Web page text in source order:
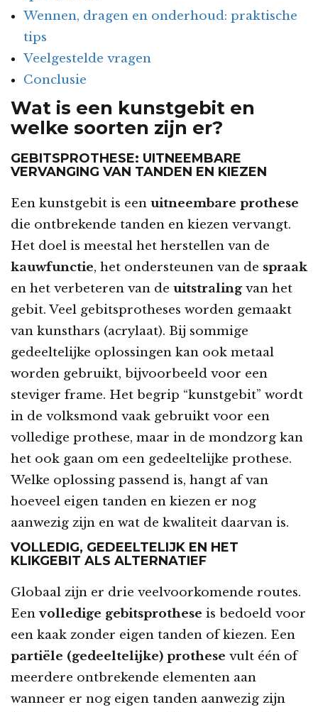
Wennen, dragen en onderhoud: praktische
tips
Veelgestelde vragen
Conclusie
Wat is een kunstgebit en
welke soorten zijn er?
GEBITSPROTHESE: UITNEEMBARE
VERVANGING VAN TANDEN EN KIEZEN
Een kunstgebit is een uitneembare prothese
die ontbrekende tanden en kiezen vervangt.
Het doel is meestal het herstellen van de
kauwfunctie, het ondersteunen van de spraak
en het verbeteren van de uitstralingvan het
gebit. Veel gebitsprotheses worden gemaakt
van kunsthars (acrylaat). Bij sommige
gedeeltelijke oplossingen kan ook metaal
worden gebruikt, bijvoorbeeld voor een
steviger frame. Het begrip “kunstgebit” wordt
in de volksmond vaak gebruikt voor een
volledige prothese, maar in de mondzorg kan
het ook gaan om een gedeeltelijke prothese.
Welke oplossing passend is, hangt af van
hoeveel eigen tanden en kiezen er nog
aanwezig zijn en wat de kwaliteit daarvan is.
VOLLEDIG, GEDEELTELIJK EN HET
KLIKGEBIT ALS ALTERNATIEF
Globaal zijn er drie veelvoorkomende routes.
Een volledige gebitsprothese is bedoeld voor
een kaak zonder eigen tanden of kiezen. Een
partiële (gedeeltelijke) prothese vult één of
meerdere ontbrekende elementen aan
wanneer er nog eigen tanden aanwezig zijn